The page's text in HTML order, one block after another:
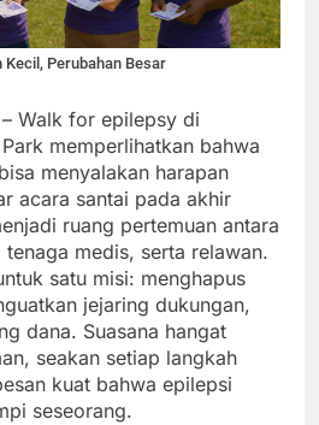
Kecil, Perubahan Besar
– Walk for epilepsy di
memperlihatkan bahwa
menyalakan harapan
acara santai pada akhir
ruang pertemuan antara
medis, serta relawan.
satu misi: menghapus
jejaring dukungan,
dana. Suasana hangat
seakan setiap langkah
kuat bahwa epilepsi
seseorang.